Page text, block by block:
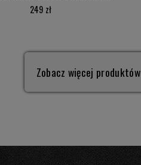
249 zł
Zobacz więcej